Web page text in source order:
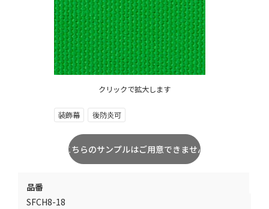
クリックで拡大します
装飾幕 後防炎可
品番
SFCH8-18